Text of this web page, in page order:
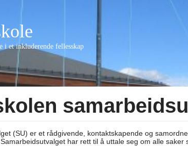
i et inkluderende fellesskap
(SU) er et rådgivende, kontaktskapende og
har rett til å uttale seg om alle saker